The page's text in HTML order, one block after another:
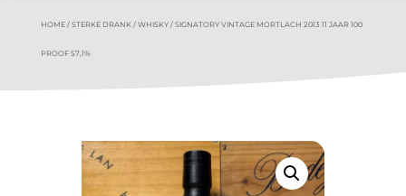
HOME/ STERKE DRANK / WHISKY/ SIGNATORY VINTAGE MORTLACH 2013 11 JAAR 100
PROOF 57,1%